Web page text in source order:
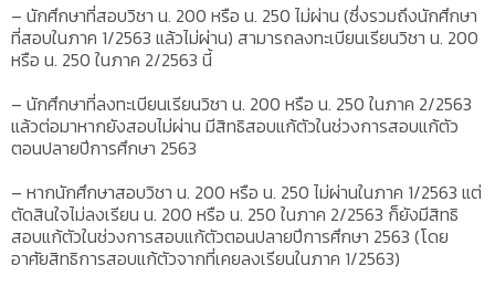
– นักศึกษาที่สอบวิชา น. 200 หรือ น. 250 ไม่ผ่าน (ซึ่งรวมถึงนักศึกษา
ที่สอบในภาค 1/2563 แล้วไม่ผ่าน) สามารถลงทะเบียนเรียนวิชา น. 200
หรือ น. 250 ในภาค 2/2563 นี้
– นักศึกษาที่ลงทะเบียนเรียนวิชา น. 200 หรือ น. 250 ในภาค 2/2563
แล้วต่อมาหากยังสอบไม่ผ่าน มีสิทธิสอบแก้ตัวในช่วงการสอบแก้ตัว
ตอนปลายปีการศึกษา 2563
– หากนักศึกษาสอบวิชา น. 200 หรือ น. 250 ไม่ผ่านในภาค 1/2563 แต่
ตัดสินใจไม่ลงเรียน น. 200 หรือ น. 250 ในภาค 2/2563 ก็ยังมีสิทธิ
สอบแก้ตัวในช่วงการสอบแก้ตัวตอนปลายปีการศึกษา 2563 (โดย
อาศัยสิทธิการสอบแก้ตัวจากที่เคยลงเรียนในภาค 1/2563)